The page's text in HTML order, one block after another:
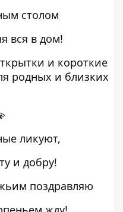
столом
вся в дом!
ликуют,
и добру!
поздравляю